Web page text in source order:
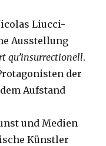
Liucci-
Ausstellung
qu’insurrectionell.
der
Aufstand
und Medien
Künstler